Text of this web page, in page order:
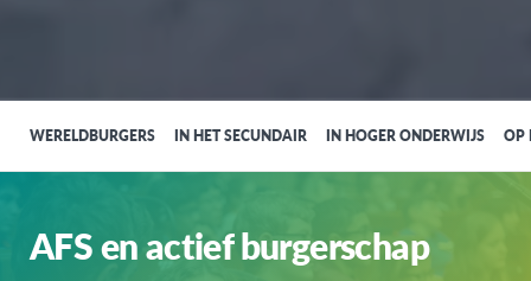
WERELDBURGERS IN HET SECUNDAIR IN HOGER ONDERWIJS OP
AFS en actief burgerschap